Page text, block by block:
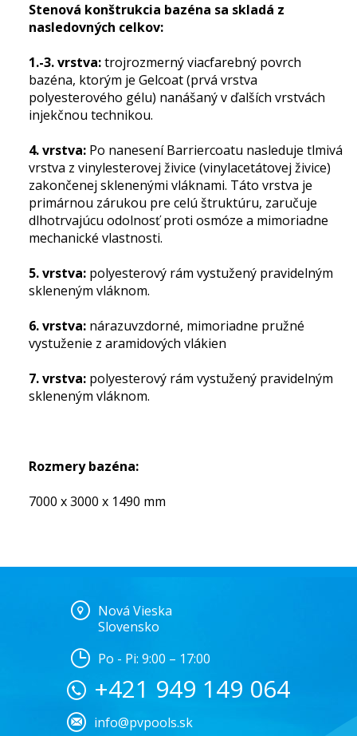
Stenová konštrukcia bazéna sa skladá z
nasledovných celkov:
1.-3. vrstva:trojrozmerný viacfarebný povrch
bazéna, ktorým je Gelcoat (prvá vrstva
polyesterového gélu) nanášaný v ďalších vrstvách
injekčnou technikou.
4. vrstva: Po nanesení Barriercoatu nasleduje tlmivá
vrstva z vinylesterovej živice (vinylacetátovej živice)
zakončenej sklenenými vláknami. Táto vrstva je
primárnou zárukou pre celú štruktúru, zaručuje
dlhotrvajúcu odolnosť proti osmóze a mimoriadne
mechanické vlastnosti.
5. vrstva: polyesterový rám vystužený pravidelným
skleneným vláknom.
6. vrstva: nárazuvzdorné, mimoriadne pružné
vystuženie z aramidových vlákien
7. vrstva: polyesterový rám vystužený pravidelným
skleneným vláknom.
Rozmery bazéna:
7000 x 3000 x 1490 mm
Nová Vieska
Slovensko
Po - Pi: 9:00 – 17:00
+421 949 149 064
info@pvpools.sk